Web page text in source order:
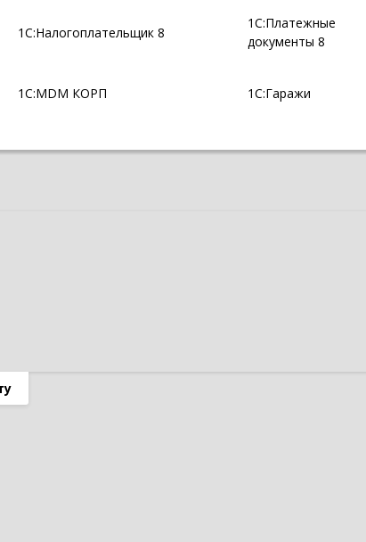
1С:Налогоплательщик 8
1С:Платежные
документы 8
1С:MDM КОРП 1С:Гаражи